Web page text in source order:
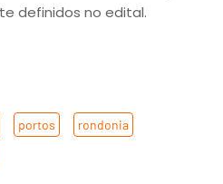
definidos no edital.
portos rondonia